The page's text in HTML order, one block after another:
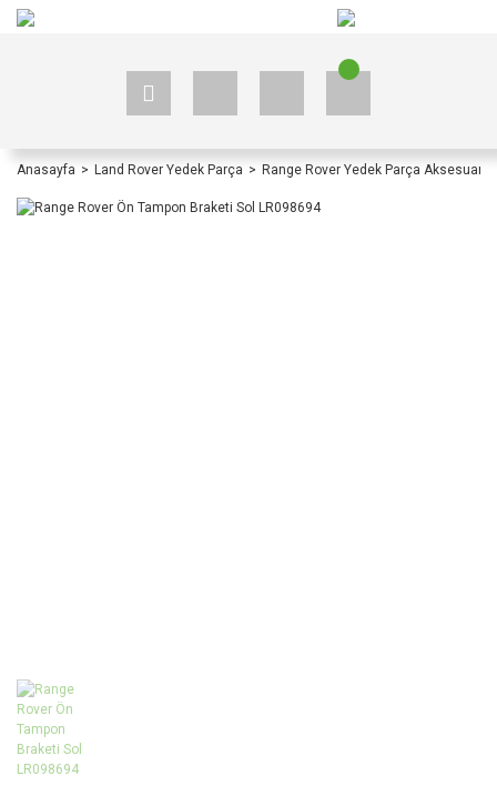
Anasayfa Land Rover Yedek Parça Range Rover Yedek Parça Aksesuar